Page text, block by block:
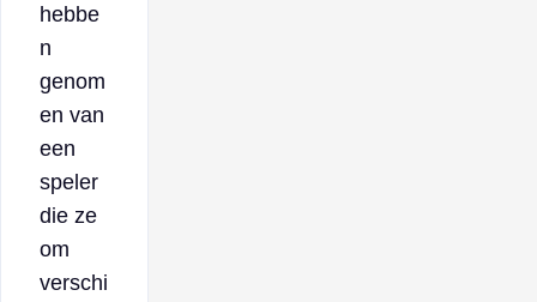
hebbe
n
genom
en van
een
speler
die ze
om
verschi